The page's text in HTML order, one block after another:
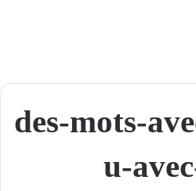
des-mots-
u-